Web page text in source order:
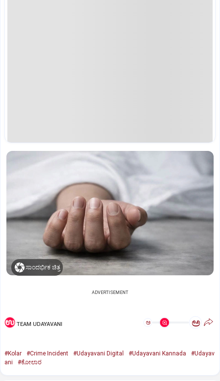
ಸಾಂದರ್ಭಿಕ ಚಿತ್ರ
ADVERTISEMENT
TEAM UDAYAVANI ಅ ಅ
#Kolar #Crime Incident #Udayavani Digital #Udayavani Kannada
#Udayav
ani
#ಕೋಲಾರ